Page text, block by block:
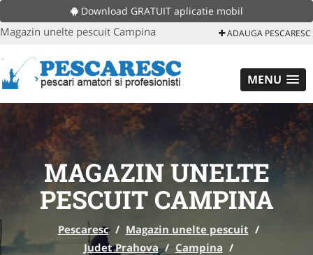
Download GRATUIT aplicatie mobil
Magazin unelte pescuit Campina ADAUGA PESCARESC
MENU
MAGAZIN UNELTE
PESCUIT CAMPINA
Pescaresc / Magazin unelte pescuit /
Judet Prahova / Campina /